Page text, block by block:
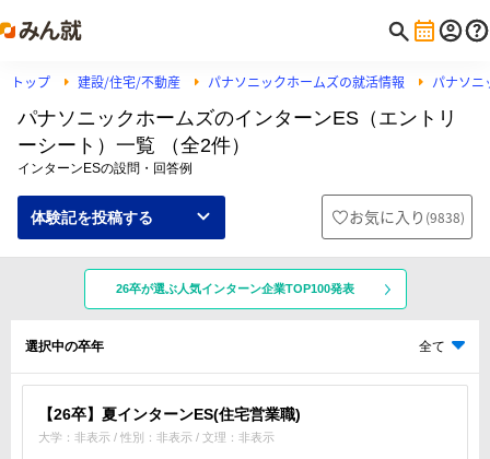
トップ 建設/住宅/不動産 パナソニックホームズの就活情報 パナソニ
パナソニックホームズのインターンES（エントリ
ーシート）一覧 （全2件）
インターンESの設問・回答例
体験記を投稿する お気に入り (9838)
26卒が選ぶ人気インターン企業TOP100発表
選択中の卒年 全て
【26卒】夏インターンES(住宅営業職)
大学：非表示 / 性別：非表示 / 文理：非表示